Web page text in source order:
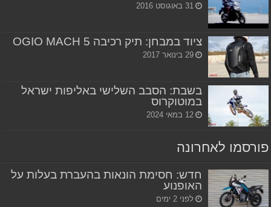
31 באוגוסט 2016
ציוד במבחן: תיק רכיבה OGIO MACH 5
29 בינואר 2017
בשבת: הסבב השלישי באליפות ישראל
במוטוקרוס
12 במאי 2024
פורסמו לאחרונה
חדש: חסימת הונאות בהעברת בעלות על
האופנוע
לפני 2 ימים